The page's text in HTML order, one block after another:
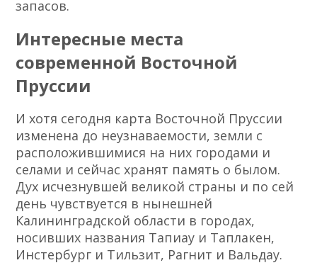
запасов.
Интересные места
современной Восточной
Пруссии
И хотя сегодня карта Восточной Пруссии
изменена до неузнаваемости, земли с
расположившимися на них городами и
селами и сейчас хранят память о былом.
Дух исчезнувшей великой страны и по сей
день чувствуется в нынешней
Калининградской области в городах,
носивших названия Тапиау и Таплакен,
Инстербург и Тильзит, Рагнит и Вальдау.